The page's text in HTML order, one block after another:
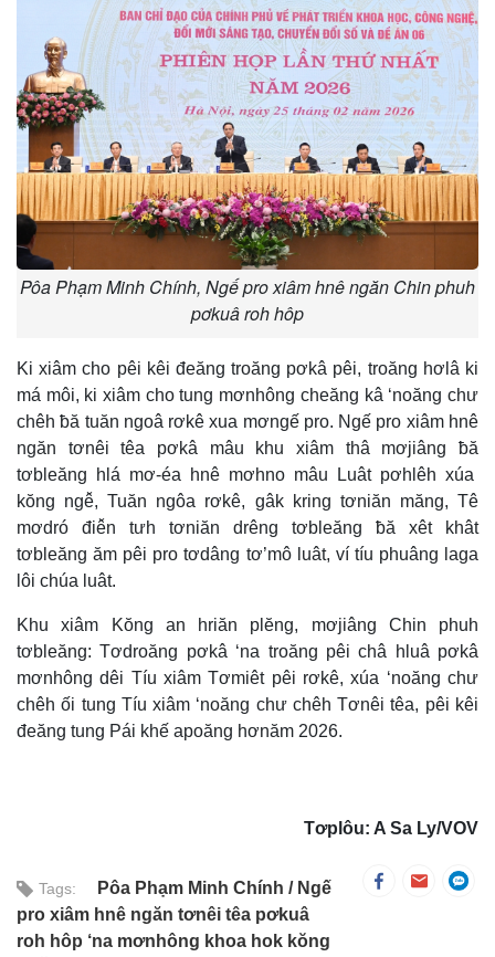
Pôa Phạm Minh Chính, Ngế pro xiâm hnê ngăn Chin phuh
pơkuâ roh hôp
Ki xiâm cho pêi kêi đeăng troăng pơkâ pêi, troăng hơlâ ki
má môi, ki xiâm cho tung mơnhông cheăng kâ ‘noăng chư
chêh ƀă tuăn ngoâ rơkê xua mơngế pro. Ngế pro xiâm hnê
ngăn tơnêi têa pơkâ mâu khu xiâm thâ mơjiâng ƀă
tơbleăng hlá mơ-éa hnê mơhno mâu Luât pơhlêh xúa
kŏng ngê̆, Tuăn ngôa rơkê, gâk kring tơniăn măng, Tê
mơdró điê̆n tưh tơniăn drêng tơbleăng ƀă xêt khât
tơbleăng ăm pêi pro tơdâng tơ’mô luât, ví tíu phuâng laga
lôi chúa luât.
Khu xiâm Kŏng an hriăn plĕng, mơjiâng Chin phuh
tơbleăng: Tơdroăng pơkâ ‘na troăng pêi châ hluâ pơkâ
mơnhông dêi Tíu xiâm Tơmiêt pêi rơkê, xúa ‘noăng chư
chêh ối tung Tíu xiâm ‘noăng chư chêh Tơnêi têa, pêi kêi
đeăng tung Pái khế apoăng hơnăm 2026.
Tơplôu: A Sa Ly/VOV
Tags: Pôa Phạm Minh Chính
Ngế
pro xiâm hnê ngăn tơnêi têa pơkuâ
roh hôp ‘na mơnhông khoa hok kŏng